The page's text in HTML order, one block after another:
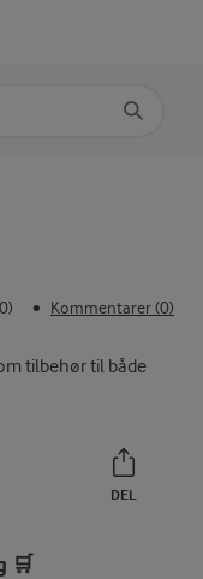
• Kommentarer (0)
tilbehør til både
DEL
🛒